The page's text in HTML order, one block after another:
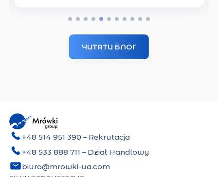
ЧИТАТИ БЛОГ
+48 514 951 390 – Rekrutacja
+48 533 888 711 – Dział Handlowy
biuro@mrowki-ua.com